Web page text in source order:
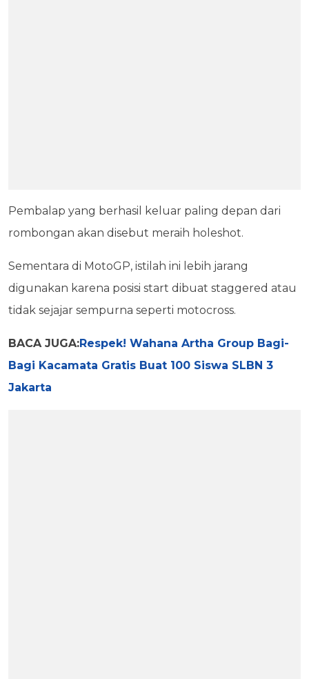
Pembalap yang berhasil keluar paling depan dari
rombongan akan disebut meraih holeshot.
Sementara di MotoGP, istilah ini lebih jarang
digunakan karena posisi start dibuat staggered atau
tidak sejajar sempurna seperti motocross.
BACA JUGA:Respek! Wahana Artha Group Bagi-
Bagi Kacamata Gratis Buat 100 Siswa SLBN 3
Jakarta